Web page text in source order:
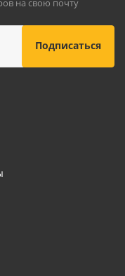
на свою почту